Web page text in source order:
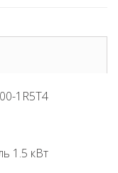
1R5T4
1.5 кВт